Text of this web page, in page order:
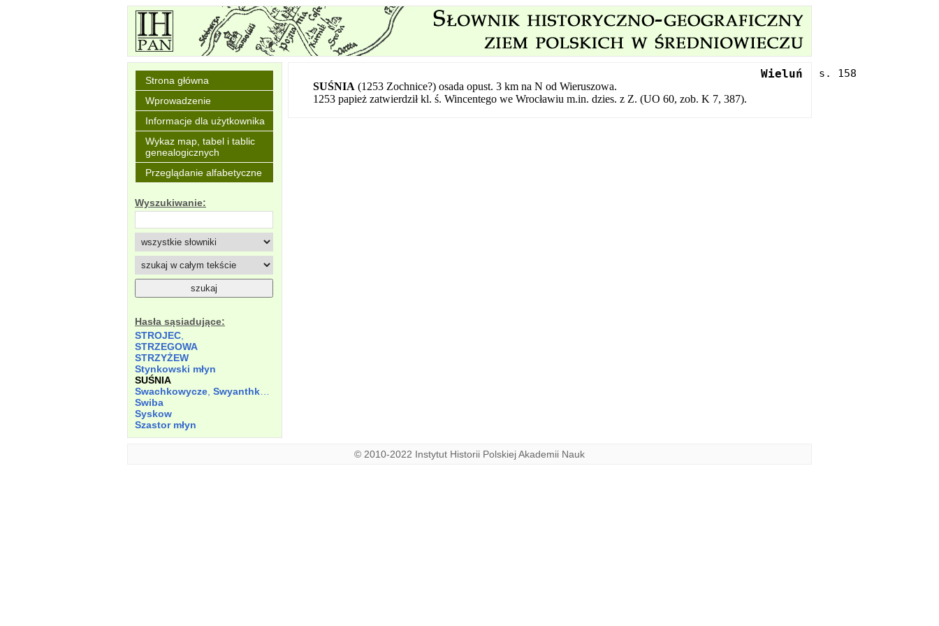
Strona główna
Wprowadzenie
Informacje dla użytkownika
Wykaz map, tabel i tablic
genealogicznych
Przeglądanie alfabetyczne
Wyszukiwanie:
Hasła sąsiadujące:
STROJEC
STRZEGOWA
STRZYŻEW
Stynkowski młyn
SUŚNIA
Swachkowycze Swyanthkowicze
Swiba
Syskow
Szastor młyn
Wieluń
SUŚNIA (1253 Zochnice?) osada opust. 3 km na N od Wieruszowa.
1253 papież zatwierdził kl. ś. Wincentego we Wrocławiu m.in. dzies. z Z. (UO 60, zob. K 7, 387).
© 2010-2022 Instytut Historii Polskiej Akademii Nauk